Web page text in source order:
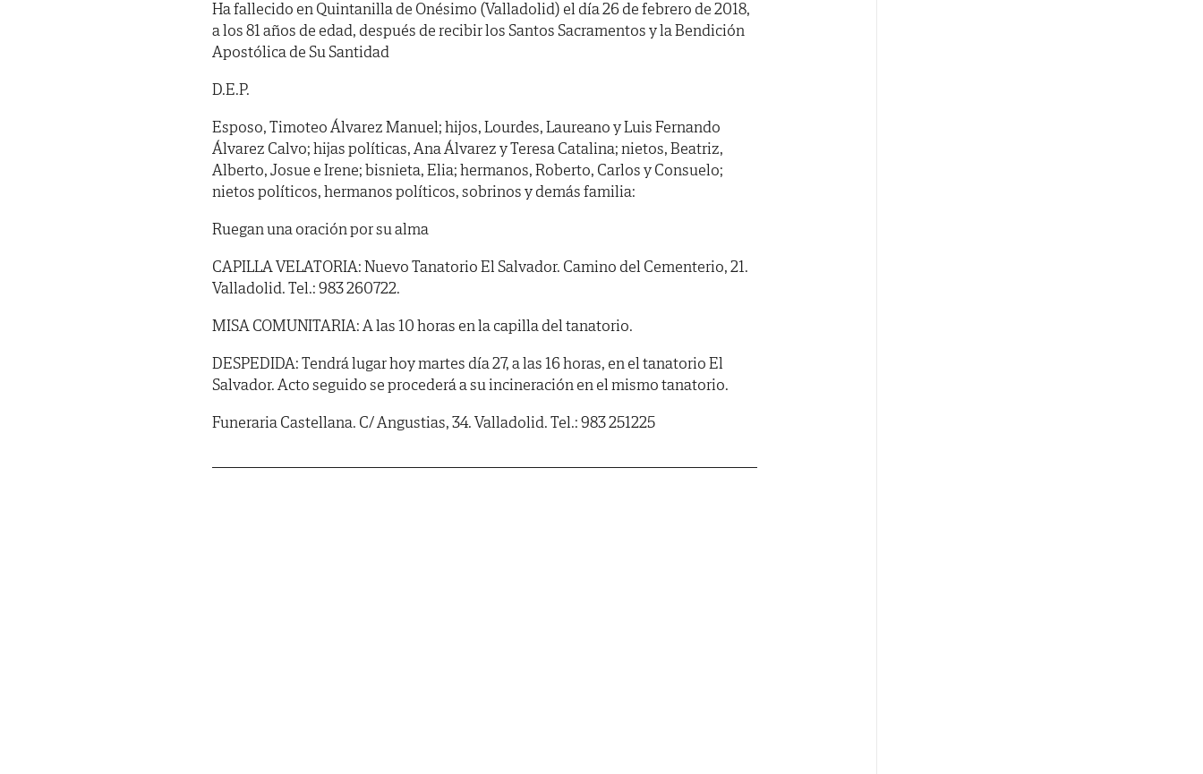
Ha fallecido en Quintanilla de Onésimo (Valladolid) el día 26 de febrero de 2018,
a los 81 años de edad, después de recibir los Santos Sacramentos y la Bendición
Apostólica de Su Santidad
D.E.P.
Esposo, Timoteo Álvarez Manuel; hijos, Lourdes, Laureano y Luis Fernando
Álvarez Calvo; hijas políticas, Ana Álvarez y Teresa Catalina; nietos, Beatriz,
Alberto, Josue e Irene; bisnieta, Elia; hermanos, Roberto, Carlos y Consuelo;
nietos políticos, hermanos políticos, sobrinos y demás familia:
Ruegan una oración por su alma
CAPILLA VELATORIA: Nuevo Tanatorio El Salvador. Camino del Cementerio, 21.
Valladolid. Tel.: 983 260722.
MISA COMUNITARIA: A las 10 horas en la capilla del tanatorio.
DESPEDIDA: Tendrá lugar hoy martes día 27, a las 16 horas, en el tanatorio El
Salvador. Acto seguido se procederá a su incineración en el mismo tanatorio.
Funeraria Castellana. C/ Angustias, 34. Valladolid. Tel.: 983 251225